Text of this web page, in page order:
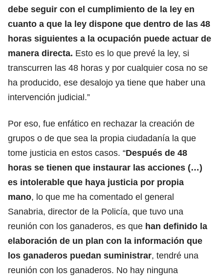
debe seguir con el cumplimiento de la ley en
cuanto a que la ley dispone que dentro de las 48
horas siguientes a la ocupación puede actuar de
manera directa. Esto es lo que prevé la ley, si
transcurren las 48 horas y por cualquier cosa no se
ha producido, ese desalojo ya tiene que haber una
intervención judicial.”
Por eso, fue enfático en rechazar la creación de
grupos o de que sea la propia ciudadanía la que
tome justicia en estos casos. “Después de 48
horas se tienen que instaurar las acciones (…)
es intolerable que haya justicia por propia
mano, lo que me ha comentado el general
Sanabria, director de la Policía, que tuvo una
reunión con los ganaderos, es que han definido la
elaboración de un plan con la información que
los ganaderos puedan suministrar, tendré una
reunión con los ganaderos. No hay ninguna